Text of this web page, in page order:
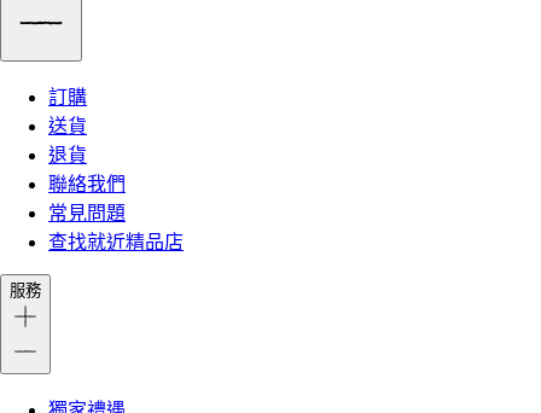
訂購
送貨
退貨
聯絡我們
常見問題
查找就近精品店
服務